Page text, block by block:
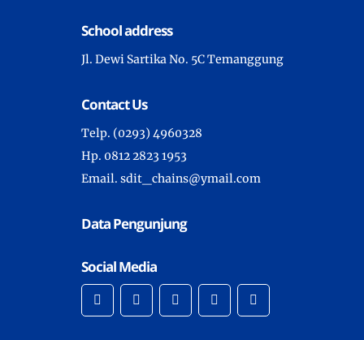
School address
Jl. Dewi Sartika No. 5C Temanggung
Contact Us
Telp. (0293) 4960328
Hp. 0812 2823 1953
Email. sdit_chains@ymail.com
Data Pengunjung
Social Media